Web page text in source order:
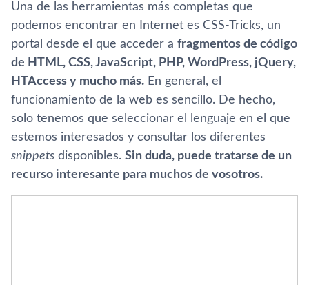
Una de las herramientas más completas que
podemos encontrar en Internet es CSS-Tricks, un
portal desde el que acceder a fragmentos de código
de HTML, CSS, JavaScript, PHP, WordPress, jQuery,
HTAccess y mucho más. En general, el
funcionamiento de la web es sencillo. De hecho,
solo tenemos que seleccionar el lenguaje en el que
estemos interesados y consultar los diferentes
snippets disponibles. Sin duda, puede tratarse de un
recurso interesante para muchos de vosotros.